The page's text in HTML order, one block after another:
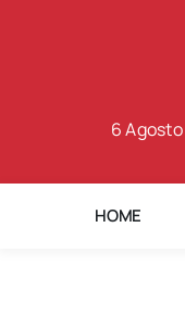
6
HOME